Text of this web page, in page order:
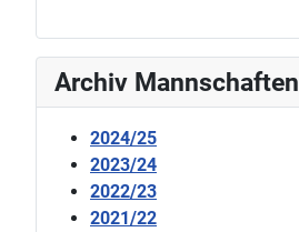
Archiv Mannschaften
2024/25
2023/24
2022/23
2021/22